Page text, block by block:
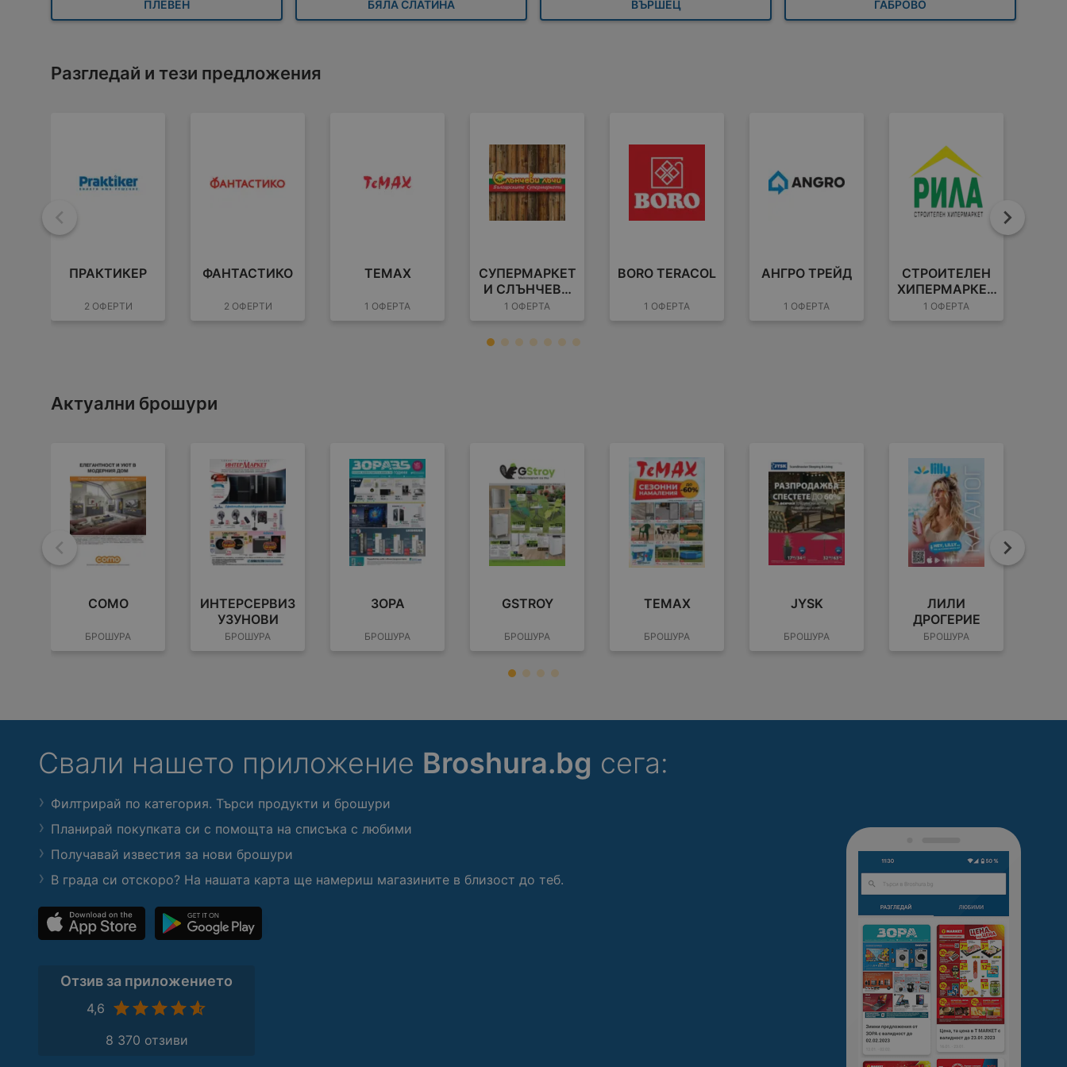
ПЛЕВЕН БЯЛА СЛАТИНА ВЪРШЕЦ ГАБРОВО
Разгледай и тези предложения
Назад
ПРАКТИКЕР
2 ОФЕРТИ
ФАНТАСТИКО
2 ОФЕРТИ
TEMAX
1 ОФЕРТА
СУПЕРМАРКЕТ
И СЛЪНЧЕВИ
ЛЪЧИ
1 ОФЕРТА
BORO TERACOL
1 ОФЕРТА
АНГРО ТРЕЙД
1 ОФЕРТА
СТРОИТЕЛЕН
ХИПЕРМАРКЕТ
РИЛА
1 ОФЕРТА
Актуални брошури
Назад
COMO
БРОШУРА
ИНТЕРСЕРВИЗ
УЗУНОВИ
БРОШУРА
ЗОРА
БРОШУРА
GSTROY
БРОШУРА
TEMAX
БРОШУРА
JYSK
БРОШУРА
ЛИЛИ
ДРОГЕРИЕ
БРОШУРА
Свали нашето приложение Broshura.bg сега:
Филтрирай по категория. Търси продукти и брошури
Планирай покупката си с помощта на списъка с любими
Получавай известия за нови брошури
В града си отскоро? На нашата карта ще намериш магазините в близост до теб.
Отзив за приложението
4,6
8 370 отзиви